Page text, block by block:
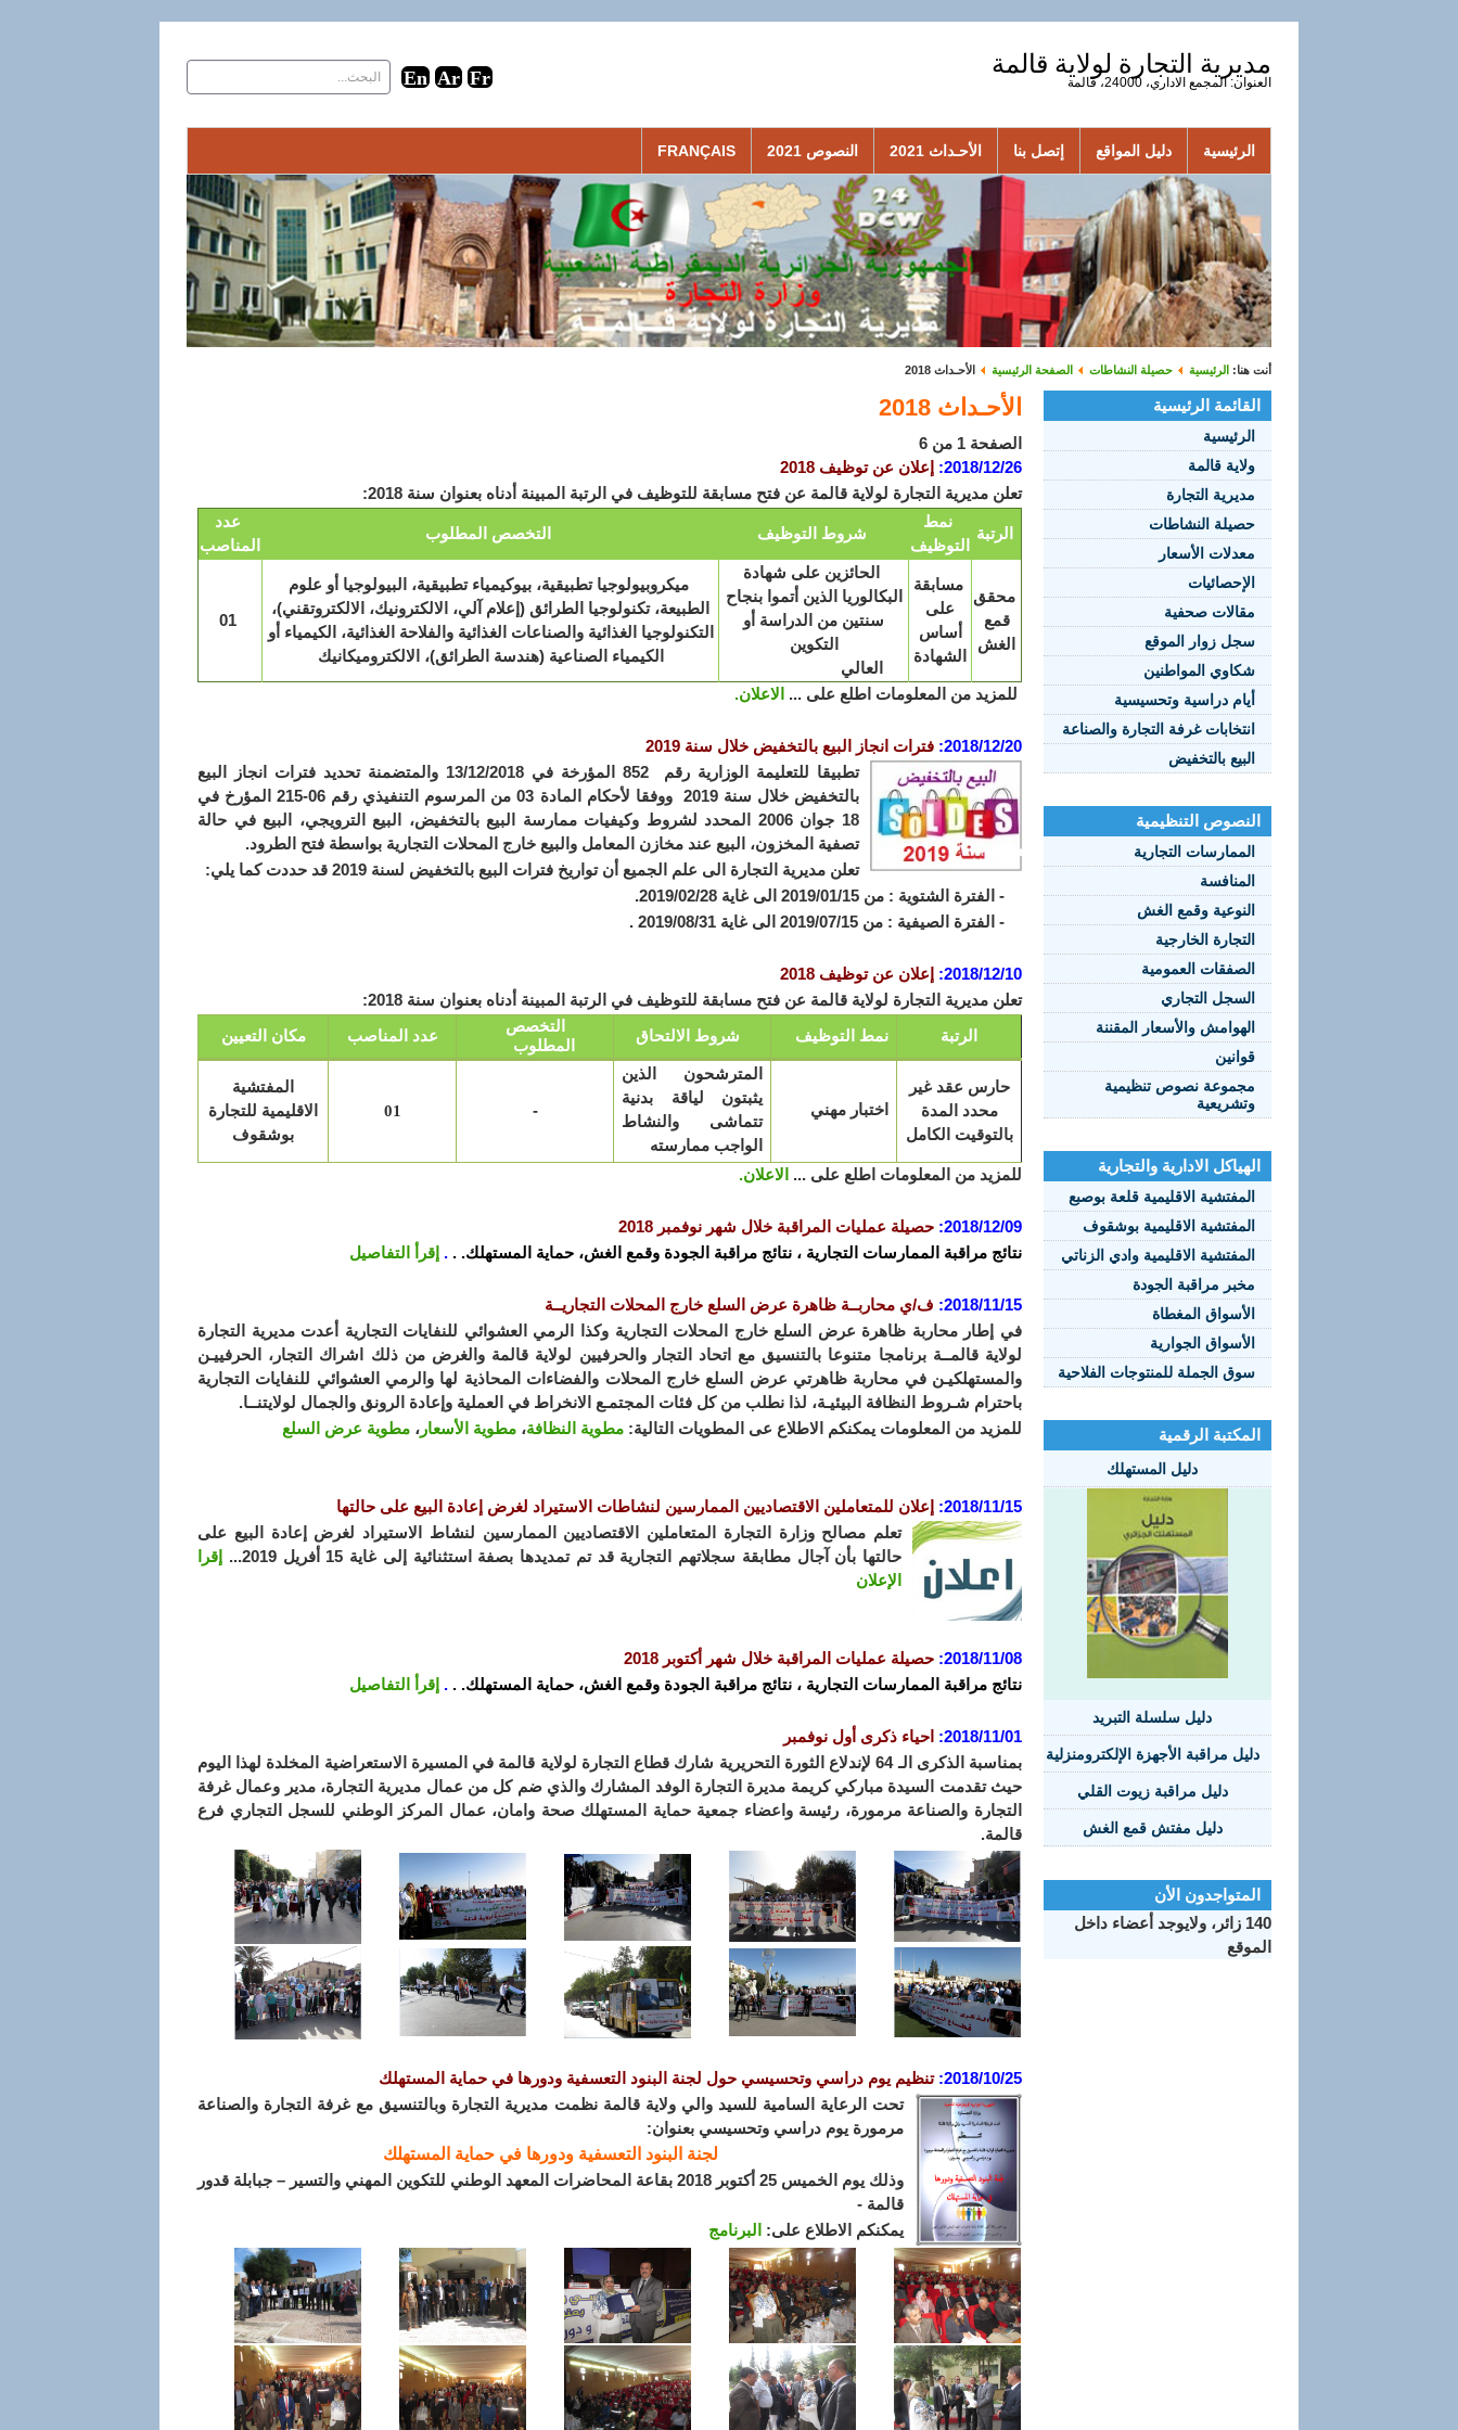
مديرية التجارة لولاية قالمة
العنوان: المجمع الاداري، 24000، قالمة
الرئيسية دليل المواقع إتصل بنا الأحـداث 2021 النصوص 2021 FRANÇAIS
أنت هنا: الرئيسية حصيلة النشاطات الصفحة الرئيسية الأحـداث 2018
القائمة الرئيسية
الرئيسية
ولاية قالمة
مديرية التجارة
حصيلة النشاطات
معدلات الأسعار
الإحصائيات
مقالات صحفية
سجل زوار الموقع
شكاوي المواطنين
أيام دراسية وتحسيسية
انتخابات غرفة التجارة والصناعة
البيع بالتخفيض
النصوص التنظيمية
الممارسات التجارية
المنافسة
النوعية وقمع الغش
التجارة الخارجية
الصفقات العمومية
السجل التجاري
الهوامش والأسعار المقننة
قوانين
مجموعة نصوص تنظيمية
وتشريعية
الهياكل الادارية والتجارية
المفتشية الاقليمية قلعة بوصبع
المفتشية الاقليمية بوشقوف
المفتشية الاقليمية وادي الزناتي
مخبر مراقبة الجودة
الأسواق المغطاة
الأسواق الجوارية
سوق الجملة للمنتوجات الفلاحية
المكتبة الرقمية
دليل المستهلك
دليل سلسلة التبريد
دليل مراقبة الأجهزة الإلكترومنزلية
دليل مراقبة زيوت القلي
دليل مفتش قمع الغش
المتواجدون الأن
140 زائر، ولايوجد أعضاء داخل
الموقع
الأحـداث 2018
الصفحة 1 من 6
2018/12/26
: إعلان عن توظيف 2018
تعلن مديرية التجارة لولاية قالمة عن فتح مسابقة للتوظيف في الرتبة المبينة أدناه بعنوان سنة 2018:
عدد
المناصب
التخصص المطلوب شروط التوظيف
نمط
التوظيف
الرتبة
ميكروبيولوجيا تطبيقية، بيوكيمياء تطبيقية، البيولوجيا أو علوم
الطبيعة، تكنولوجيا الطرائق (إعلام آلي، الالكترونيك، الالكتروتقني)،
التكنولوجيا الغذائية والصناعات الغذائية والفلاحة الغذائية، الكيمياء أو
الكيمياء الصناعية (هندسة الطرائق)، الالكتروميكانيك
الحائزين على شهادة
البكالوريا الذين أتموا بنجاح
سنتين من الدراسة أو
التكوين
العالي
مسابقة
على
أساس
الشهادة
محقق
قمع
الغش
للمزيد من المعلومات اطلع على ... الاعلان.
2018/12/20
: فترات انجاز البيع بالتخفيض خلال سنة 2019
تطبيقا للتعليمة الوزارية رقم 852 المؤرخة في 13/12/2018 والمتضمنة تحديد فترات انجاز البيع
بالتخفيض خلال سنة 2019 و
وفقا لأحكام المادة 03 من المرسوم التنفيذي رقم 06-215 المؤرخ في
18 جوان 2006 المحدد لشروط وكيفيات ممارسة البيع بالتخفيض، البيع الترويجي، البيع في حالة
تصفية المخزون، البيع عند مخازن المعامل والبيع خارج المحلات التجارية بواسطة فتح الطرود.
تعلن مديرية التجارة الى علم الجميع أن تواريخ فترات البيع بالتخفيض لسنة 2019 قد حددت كما يلي:
- الفترة الشتوية : من 2019/01/15 الى غاية 2019/02/28.
- الفترة الصيفية : من 2019/07/15 الى غاية 2019/08/31 .
2018/12/10
: إعلان عن توظيف 2018
تعلن مديرية التجارة لولاية قالمة عن فتح مسابقة للتوظيف في الرتبة المبينة أدناه بعنوان سنة 2018:
الرتبة
نمط التوظيف شروط الالتحاق
التخصص
المطلوب
عدد المناصب مكان التعيين
حارس عقد غير
محدد المدة
بالتوقيت الكامل
اختبار مهني
المترشحون الذين
يثبتون لياقة بدنية
تتماشى والنشاط
الواجب ممارسته
-
01
المفتشية
الاقليمية للتجارة
بوشقوف
للمزيد من المعلومات اطلع على ... الاعلان.
2018/12/09
: حصيلة عمليات المراقبة خلال شهر نوفمبر 2018
نتائج مراقبة الممارسات التجارية ، نتائج مراقبة الجودة وقمع الغش، حماية المستهلك. . . إقرأ التفاصيل
2018/11/15
: ف/ي محاربــة ظاهرة عرض السلع خارج المحلات التجاريــة
في إطار محاربة ظاهرة عرض السلع خارج المحلات التجارية وكذا الرمي العشوائي للنفايات التجارية أعدت مديرية التجارة
لولاية قالمــة برنامجا متنوعا بالتنسيق مع اتحاد التجار والحرفيين لولاية قالمة والغرض من ذلك اشراك التجار، الحرفييـن
والمستهلكيـن في محاربة ظاهرتي عرض السلع خارج المحلات والفضاءات المحاذية لها والرمي العشوائي للنفايات التجارية
باحترام شـروط النظافة البيئيـة، لذا نطلب من كل فئات المجتمـع الانخراط في العملية وإعادة الرونق والجمال لولايتنــا.
للمزيد من المعلومات يمكنكم الاطلاع عى المطويات التالية: مطوية النظافة، مطوية الأسعار ، مطوية عرض السلع
2018/11/15
: إعلان للمتعاملين الاقتصاديين الممارسين لنشاطات الاستيراد لغرض إعادة البيع على حالتها
تعلم مصالح وزارة التجارة المتعاملين الاقتصاديين الممارسين لنشاط الاستيراد لغرض إعادة البيع على
حالتها بأن آجال مطابقة سجلاتهم التجارية قد تم تمديدها بصفة استثنائية إلى غاية 15 أفريل 2019...
إقرا
الإعلان
2018/11/08
: حصيلة عمليات المراقبة خلال شهر أكتوبر 2018
نتائج مراقبة الممارسات التجارية ، نتائج مراقبة الجودة وقمع الغش، حماية المستهلك. . . إقرأ التفاصيل
2018/11/01
: احياء ذكرى أول نوفمبر
بمناسبة الذكرى الـ 64 لإندلاع الثورة التحريرية شارك قطاع التجارة لولاية قالمة في المسيرة الاستعراضية المخلدة لهذا اليوم
حيث تقدمت السيدة مباركي كريمة مديرة التجارة الوفد المشارك والذي ضم كل من عمال مديرية التجارة، مدير وعمال غرفة
التجارة والصناعة مرمورة، رئيسة واعضاء جمعية حماية المستهلك صحة وامان، عمال المركز الوطني للسجل التجاري فرع
قالمة.
2018/10/25
: تنظيم يوم دراسي وتحسيسي حول لجنة البنود التعسفية ودورها في حماية المستهلك
تحت الرعاية السامية للسيد والي ولاية قالمة نظمت مديرية التجارة وبالتنسيق مع غرفة التجارة والصناعة
مرمورة يوم دراسي وتحسيسي بعنوان:
لجنة البنود التعسفية ودورها في حماية المستهلك
وذلك يوم الخميس 25 أكتوبر 2018 بقاعة المحاضرات المعهد الوطني للتكوين المهني والتسير – جبابلة قدور
قالمة -
يمكنكم الاطلاع على: البرنامج